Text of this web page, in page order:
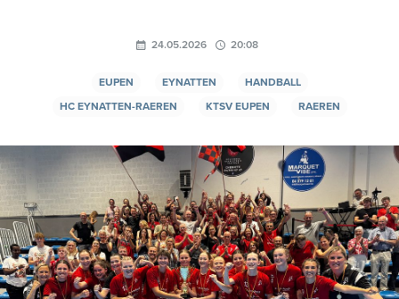
24.05.2026 20:08
EUPEN EYNATTEN
HANDBALL
HC EYNATTEN-RAEREN
KTSV EUPEN RAEREN